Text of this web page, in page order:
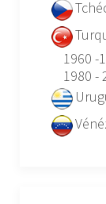
1960 -
1980 -